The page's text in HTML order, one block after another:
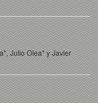
Julio Olea* y Javier